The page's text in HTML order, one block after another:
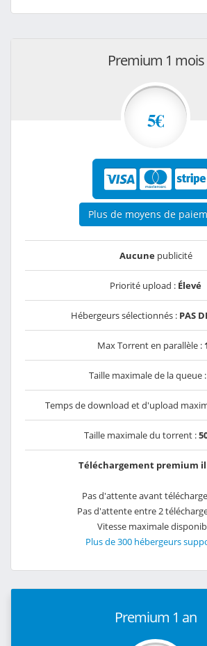
Premium 1 mois
5€
Plus de moyens de
Aucunepublicité
Priorité upload : Élevé
Hébergeurs sélectionnés : PAS
Max Torrent en parallèle :
Taille maximale de la queue :
Temps de download et d'upload
Taille maximale du torrent :
Téléchargement premium
Pas d'attente avant
Pas d'attente entre 2
Vitesse maximale
Plus de 300 hébergeurs
Premium 1 an